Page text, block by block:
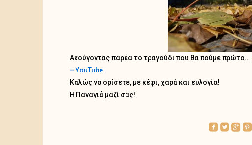
Ακούγοντας παρέα το τραγούδι που θα πούμε πρώτο…
– YouTube
Καλώς να ορίσετε, με κέφι, χαρά και ευλογία!
Η Παναγιά μαζί σας!
roundedfacebook roundedtwitterbird roundedgoogleplus roundedpinterest